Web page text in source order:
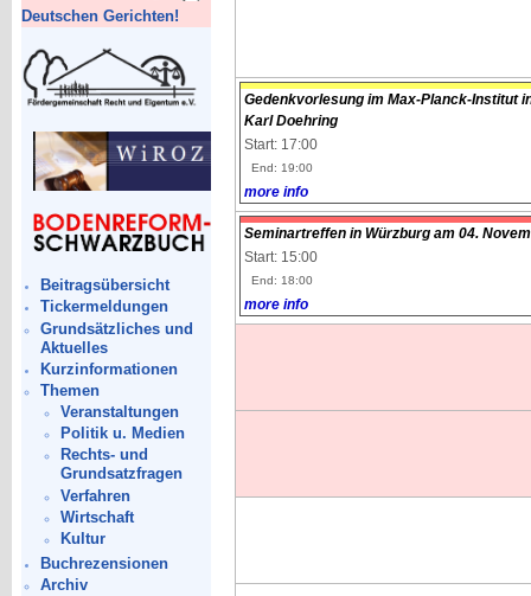
Deutschen Gerichten!
Beitragsübersicht
Tickermeldungen
Grundsätzliches und
Aktuelles
Kurzinformationen
Themen
Veranstaltungen
Politik u. Medien
Rechts- und
Grundsatzfragen
Verfahren
Wirtschaft
Kultur
Buchrezensionen
Archiv
Gedenkvorlesung im Max-Planck-Institut
Karl Doehring
Start: 17:00
End: 19:00
more info
Seminartreffen in Würzburg am 04.
Start: 15:00
End: 18:00
more info